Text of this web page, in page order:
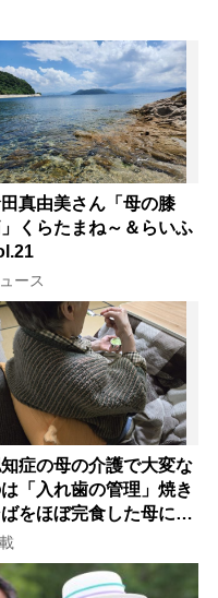
真由美さん「母の膝
くらたまね～＆らいふ
ース
症の母の介護で大変な
「入れ歯の管理」焼き
をほぼ完食した母に息
血の気が引いた理由